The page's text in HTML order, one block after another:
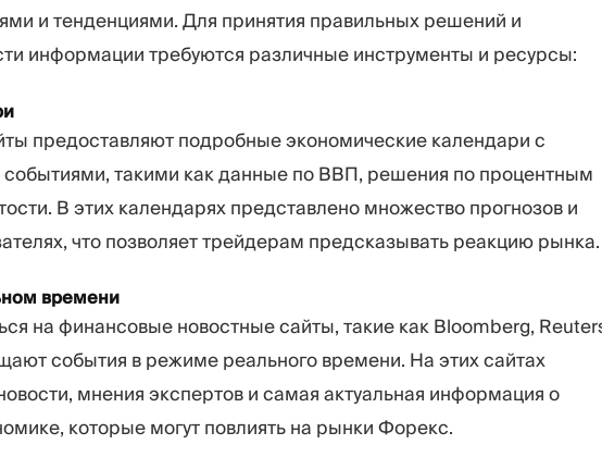
и тенденциями. Для принятия правильных решений и
информации требуются различные инструменты и ресурсы:
предоставляют подробные экономические календари с
такими как данные по ВВП, решения по процентным
В этих календарях представлено множество прогнозов и
что позволяет трейдерам предсказывать реакцию рынка.
времени
на финансовые новостные сайты, такие как Bloomberg,
события в режиме реального времени. На этих сайтах
мнения экспертов и самая актуальная информация о
которые могут повлиять на рынки Форекс.